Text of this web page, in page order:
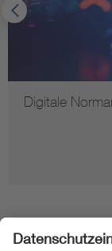
Digitale